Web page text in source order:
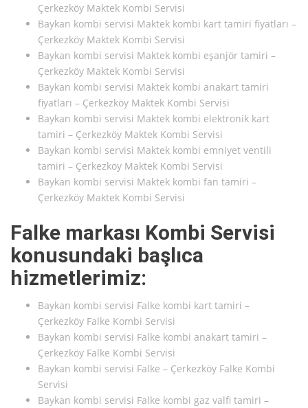
Çerkezköy Maktek Kombi Servisi
Baykan kombi servisi Maktek kombi kart tamiri fiyatları –
Çerkezköy Maktek Kombi Servisi
Baykan kombi servisi Maktek kombi eşanjör tamiri –
Çerkezköy Maktek Kombi Servisi
Baykan kombi servisi Maktek kombi anakart tamiri
fiyatları – Çerkezköy Maktek Kombi Servisi
Baykan kombi servisi Maktek kombi elektronik kart
tamiri – Çerkezköy Maktek Kombi Servisi
Baykan kombi servisi Maktek kombi emniyet ventili
tamiri – Çerkezköy Maktek Kombi Servisi
Baykan kombi servisi Maktek kombi fan tamiri –
Çerkezköy Maktek Kombi Servisi
Falke markası Kombi Servisi
konusundaki başlıca
hizmetlerimiz:
Baykan kombi servisi Falke kombi kart tamiri –
Çerkezköy Falke Kombi Servisi
Baykan kombi servisi Falke kombi anakart tamiri –
Çerkezköy Falke Kombi Servisi
Baykan kombi servisi Falke – Çerkezköy Falke Kombi
Servisi
Baykan kombi servisi Falke kombi gaz valfi tamiri –